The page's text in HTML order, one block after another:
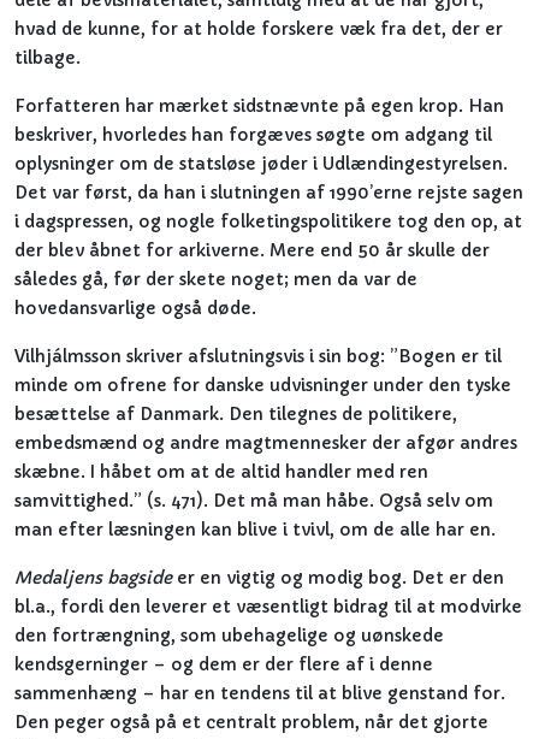
hvad de kunne, for at holde forskere væk fra det, der er
tilbage.
Forfatteren har mærket sidstnævnte på egen krop. Han
beskriver, hvorledes han forgæves søgte om adgang til
oplysninger om de statsløse jøder i Udlændingestyrelsen.
Det var først, da han i slutningen af 1990’erne rejste sagen
i dagspressen, og nogle folketingspolitikere tog den op, at
der blev åbnet for arkiverne. Mere end 50 år skulle der
således gå, før der skete noget; men da var de
hovedansvarlige også døde.
Vilhjálmsson skriver afslutningsvis i sin bog: ”Bogen er til
minde om ofrene for danske udvisninger under den tyske
besættelse af Danmark. Den tilegnes de politikere,
embedsmænd og andre magtmennesker der afgør andres
skæbne. I håbet om at de altid handler med ren
samvittighed.” (s. 471). Det må man håbe. Også selv om
man efter læsningen kan blive i tvivl, om de alle har en.
Medaljens bagsideer en vigtig og modig bog. Det er den
bl.a., fordi den leverer et væsentligt bidrag til at modvirke
den fortrængning, som ubehagelige og uønskede
kendsgerninger – og dem er der flere af i denne
sammenhæng – har en tendens til at blive genstand for.
Den peger også på et centralt problem, når det gjorte